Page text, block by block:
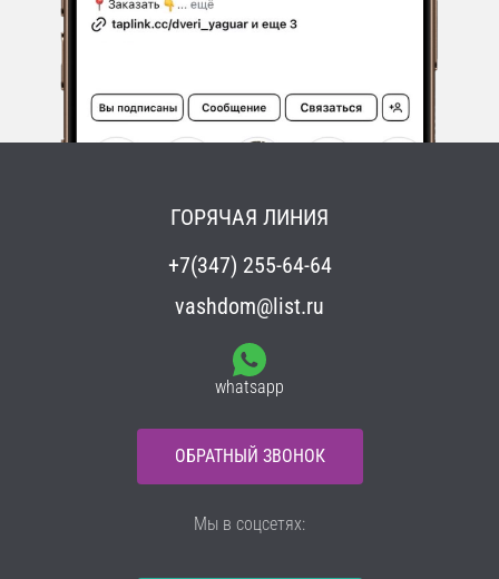
ГОРЯЧАЯ ЛИНИЯ
+7(347) 255-64-64
vashdom@list.ru
whatsapp
ОБРАТНЫЙ ЗВОНОК
Мы в соцсетях: